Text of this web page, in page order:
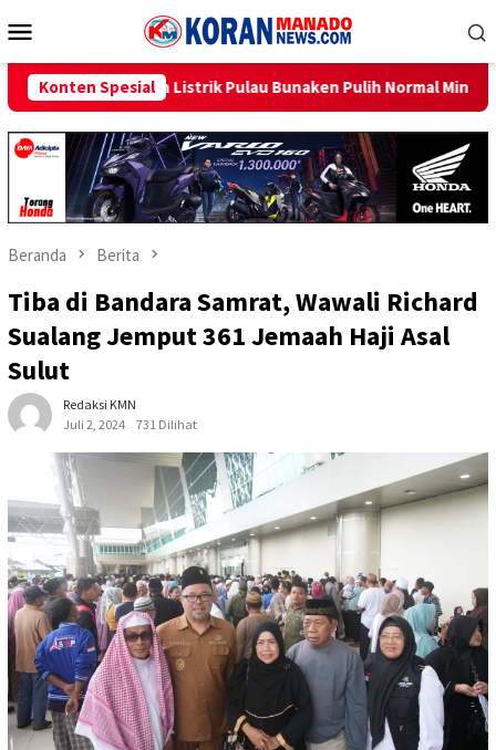
ke
Mobile
Konten Spesial
Bunaken Pulih Normal Minggu Ini Sambut HUT RI
Beranda Berita
Tiba di Bandara Samrat, Wawali Richard
Sualang Jemput 361 Jemaah Haji Asal
Sulut
Redaksi KMN
Juli 2, 2024
731 Dilihat